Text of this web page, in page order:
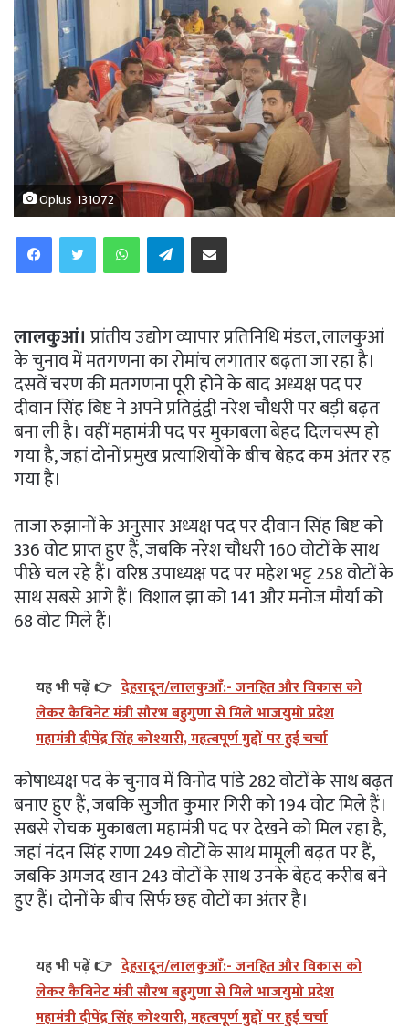
Oplus_131072
WhatsAppTelegramShare via Email
लालकुआं। प्रांतीय उद्योग व्यापार प्रतिनिधि मंडल, लालकुआं
के चुनाव में मतगणना का रोमांच लगातार बढ़ता जा रहा है।
दसवें चरण की मतगणना पूरी होने के बाद अध्यक्ष पद पर
दीवान सिंह बिष्ट ने अपने प्रतिद्वंद्वी नरेश चौधरी पर बड़ी बढ़त
बना ली है। वहीं महामंत्री पद पर मुकाबला बेहद दिलचस्प हो
गया है, जहां दोनों प्रमुख प्रत्याशियों के बीच बेहद कम अंतर रह
गया है।
ताजा रुझानों के अनुसार अध्यक्ष पद पर दीवान सिंह बिष्ट को
336 वोट प्राप्त हुए हैं, जबकि नरेश चौधरी 160 वोटों के साथ
पीछे चल रहे हैं। वरिष्ठ उपाध्यक्ष पद पर महेश भट्ट 258 वोटों के
साथ सबसे आगे हैं। विशाल झा को 141 और मनोज मौर्या को
68 वोट मिले हैं।
यह भी पढ़ें 👉 देहरादून/लालकुआँ:- जनहित और विकास को
लेकर कैबिनेट मंत्री सौरभ बहुगुणा से मिले भाजयुमो प्रदेश
महामंत्री दीपेंद्र सिंह कोश्यारी, महत्वपूर्ण मुद्दों पर हुई चर्चा
कोषाध्यक्ष पद के चुनाव में विनोद पांडे 282 वोटों के साथ बढ़त
बनाए हुए हैं, जबकि सुजीत कुमार गिरी को 194 वोट मिले हैं।
सबसे रोचक मुकाबला महामंत्री पद पर देखने को मिल रहा है,
जहां नंदन सिंह राणा 249 वोटों के साथ मामूली बढ़त पर हैं,
जबकि अमजद खान 243 वोटों के साथ उनके बेहद करीब बने
हुए हैं। दोनों के बीच सिर्फ छह वोटों का अंतर है।
यह भी पढ़ें 👉 देहरादून/लालकुआँ:- जनहित और विकास को
लेकर कैबिनेट मंत्री सौरभ बहुगुणा से मिले भाजयुमो प्रदेश
महामंत्री दीपेंद्र सिंह कोश्यारी, महत्वपूर्ण मुद्दों पर हुई चर्चा